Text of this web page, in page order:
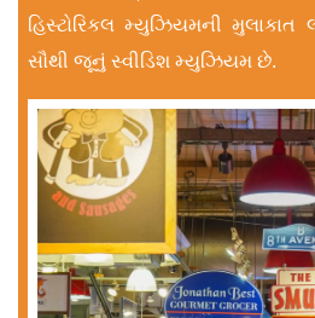
હિસ્ટોરિકલ મ્યુઝિયમની
સૌથી જૂનું સ્વીડિશ મ્યુઝિયમ છે.